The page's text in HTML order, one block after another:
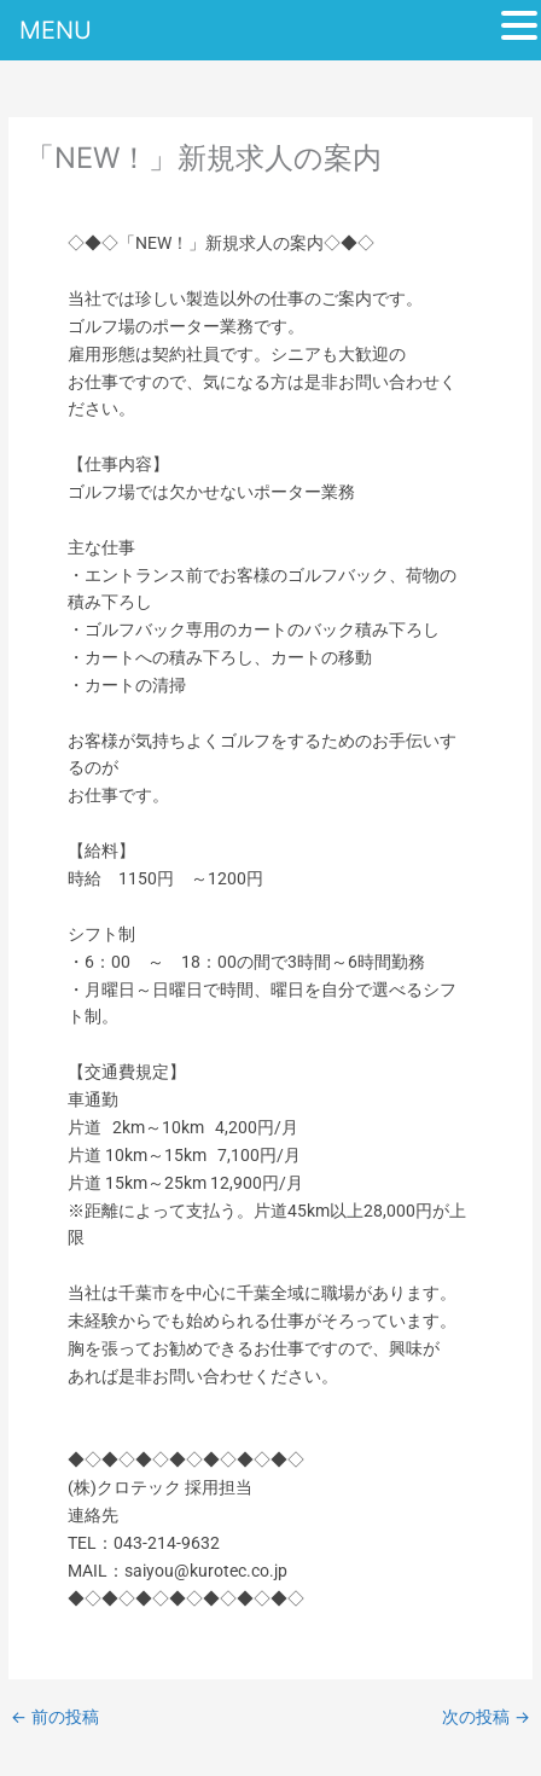
内
「NEW！」新規求人の案内
◇◆◇「NEW！」新規求人の案内◇◆◇
当社では珍しい製造以外の仕事のご案内です。
ゴルフ場のポーター業務です。
雇用形態は契約社員です。シニアも大歓迎の
お仕事ですので、気になる方は是非お問い合わせく
ださい。
【仕事内容】
ゴルフ場では欠かせないポーター業務
主な仕事
・エントランス前でお客様のゴルフバック、荷物の
積み下ろし
・ゴルフバック専用のカートのバック積み下ろし
・カートへの積み下ろし、カートの移動
・カートの清掃
お客様が気持ちよくゴルフをするためのお手伝いす
るのが
お仕事です。
【給料】
時給 1150円 ～1200円
シフト制
・6：00 ～ 18：00の間で3時間～6時間勤務
・月曜日～日曜日で時間、曜日を自分で選べるシフ
ト制。
【交通費規定】
車通勤
片道 2km～10km 4,200円/月
片道 10km～15km 7,100円/月
片道 15km～25km 12,900円/月
※距離によって支払う。片道45km以上28,000円が上
限
当社は千葉市を中心に千葉全域に職場があります。
未経験からでも始められる仕事がそろっています。
胸を張ってお勧めできるお仕事ですので、興味が
あれば是非お問い合わせください。
◆◇◆◇◆◇◆◇◆◇◆◇◆◇
(株)クロテック 採用担当
連絡先
TEL：043-214-9632
MAIL：saiyou@kurotec.co.jp
◆◇◆◇◆◇◆◇◆◇◆◇◆◇
← 前の投稿 次の投稿 →
MENU